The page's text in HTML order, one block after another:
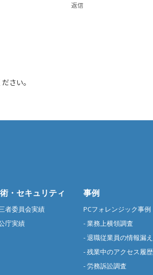
返信
さい。
・セキュリティ
者委員会実績
庁実績
事例
PCフォレンジック事例
- 業務上横領調査
- 退職従業員の情報漏
- 残業中のアクセス履
- 労務訴訟調査